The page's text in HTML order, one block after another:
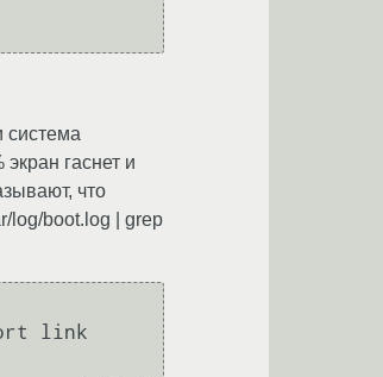
система
гаснет и
что
log/boot.log | grep
link